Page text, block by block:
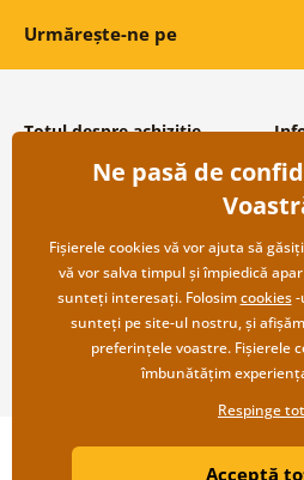
Urmărește-ne pe
Totul despre achiziție
Condiții și termeni generali
Protecția datelor personale
Transport și modalități de plată
Returnare
Copyright ©2019 ©
Ne pasă de
Fișierele cookies vă vor ajuta să
vă vor salva timpul și împiedică
sunteți interesați. Folosimcookies-
sunteți pe site-ul nostru, și
preferințele voastre. Fișierele
îmbunătățim
Respinge
Acceptă